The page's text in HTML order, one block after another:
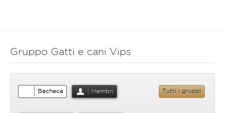
Gruppo Gatti e cani Vips
Tutti i gruppi
Bacheca Membri